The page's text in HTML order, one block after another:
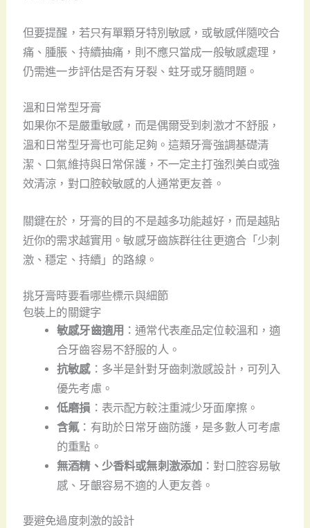
但要提醒，若只有單顆牙特別敏感，或敏感伴隨咬合
痛、腫脹、持續抽痛，則不應只當成一般敏感處理，
仍需進一步評估是否有牙裂、蛀牙或牙髓問題。
溫和日常型牙膏
如果你不是嚴重敏感，而是偶爾受到刺激才不舒服，
溫和日常型牙膏也可能足夠。這類牙膏強調基礎清
潔、口氣維持與日常保護，不一定主打強烈美白或強
效清涼，對口腔較敏感的人通常更友善。
關鍵在於，牙膏的目的不是越多功能越好，而是越貼
近你的需求越實用。敏感牙齒族群往往更適合「少刺
激、穩定、持續」的路線。
挑牙膏時要看哪些標示與細節
包裝上的關鍵字
敏感牙齒適用 ：通常代表產品定位較溫和，適
合牙齒容易不舒服的人。
抗敏感：多半是針對牙齒刺激感設計，可列入
優先考慮。
低磨損 ：表示配方較注重減少牙面摩擦。
含氟：有助於日常牙齒防護，是多數人可考慮
的重點。
無酒精、少香料或無刺激添加 ：對口腔容易敏
感、牙齦容易不適的人更友善。
要避免過度刺激的設計